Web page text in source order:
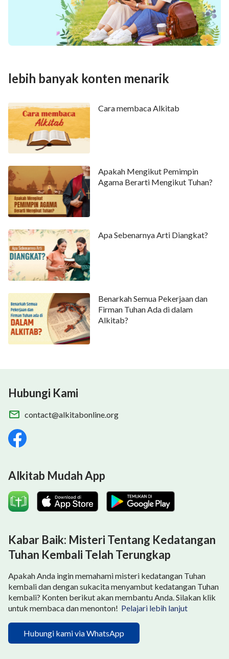
lebih banyak konten menarik
Cara membaca Alkitab
Apakah Mengikut Pemimpin
Agama Berarti Mengikut Tuhan?
Apa Sebenarnya Arti Diangkat?
Benarkah Semua Pekerjaan dan
Firman Tuhan Ada di dalam
Alkitab?
Hubungi Kami
contact@alkitabonline.org
Alkitab Mudah App
Kabar Baik: Misteri Tentang Kedatangan
Tuhan Kembali Telah Terungkap
Apakah Anda ingin memahami misteri kedatangan Tuhan
kembali dan dengan sukacita menyambut kedatangan Tuhan
kembali? Konten berikut akan membantu Anda. Silakan klik
untuk membaca dan menonton! Pelajari lebih lanjut
Hubungi kami via WhatsApp